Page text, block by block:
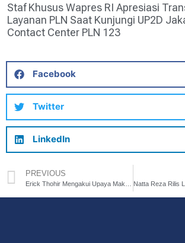
Staf Khusus Wapres RI Apresiasi
Layanan PLN Saat Kunjungi UP2D
Contact Center PLN 123
Facebook
Twitter
LinkedIn
PREVIOUS